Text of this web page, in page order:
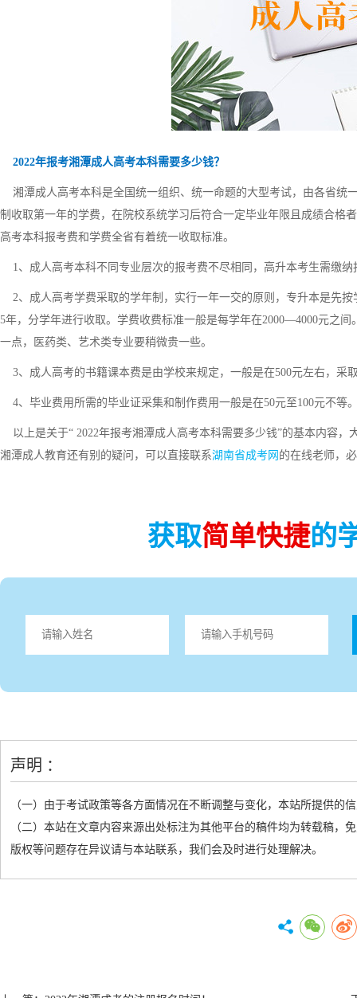
2022年报考湘潭成人高考本科需要多少钱？
湘潭成人高考本科是全国统一组织、统一命题的大型考试，由各省统
制收取第一年的学费，在院校系统学习后符合一定毕业年限且成绩合格
高考本科报考费和学费全省有着统一收取标准。
1、成人高考本科不同专业层次的报考费不尽相同，高升本考生需缴
2、成人高考学费采取的学年制，实行一年一交的原则，专升本是先
5年，分学年进行收取。学费收费标准一般是每学年在2000—4000元之
一点，医药类、艺术类专业要稍微贵一些。
3、成人高考的书籍课本费是由学校来规定，一般是在500元左右，采
4、毕业费用所需的毕业证采集和制作费用一般是在50元至100元不等
以上是关于“ 2022年报考湘潭成人高考本科需要多少钱”的基本内容
湘潭成人教育还有别的疑问，可以直接联系湖南省成考网 的在线老师，
获取简单快捷的
声明 ：
（一）由于考试政策等各方面情况在不断调整与变化，本站所提供的
（二）本站在文章内容来源出处标注为其他平台的稿件均为转载稿
版权等问题存在异议请与本站联系，我们会及时进行处理解决。